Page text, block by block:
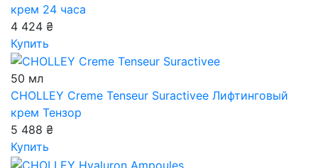
крем 24 часа
4 424 ₴
Купить
50 мл
CHOLLEY Creme Tenseur Suractivee Лифтинговый
крем Тензор
5 488 ₴
Купить